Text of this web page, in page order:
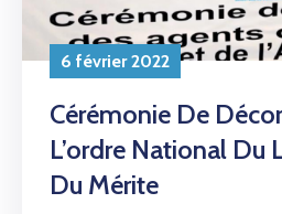
Usagers
Documentation
AMCOW
6 février 2022
Cérémonie De
L’ordre National Du
Du Mérite